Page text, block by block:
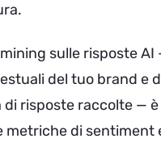
sulle risposte
del tuo brand e
di risposte raccolte —
metriche di sentiment